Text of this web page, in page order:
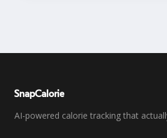
SnapCalorie
AI-powered calorie tracking that